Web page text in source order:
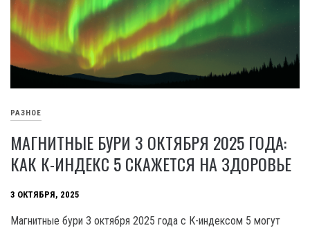
РАЗНОЕ
МАГНИТНЫЕ БУРИ 3 ОКТЯБРЯ 2025 ГОДА:
КАК К-ИНДЕКС 5 СКАЖЕТСЯ НА ЗДОРОВЬЕ
3 ОКТЯБРЯ, 2025
Магнитные бури 3 октября 2025 года с К-индексом 5 могут